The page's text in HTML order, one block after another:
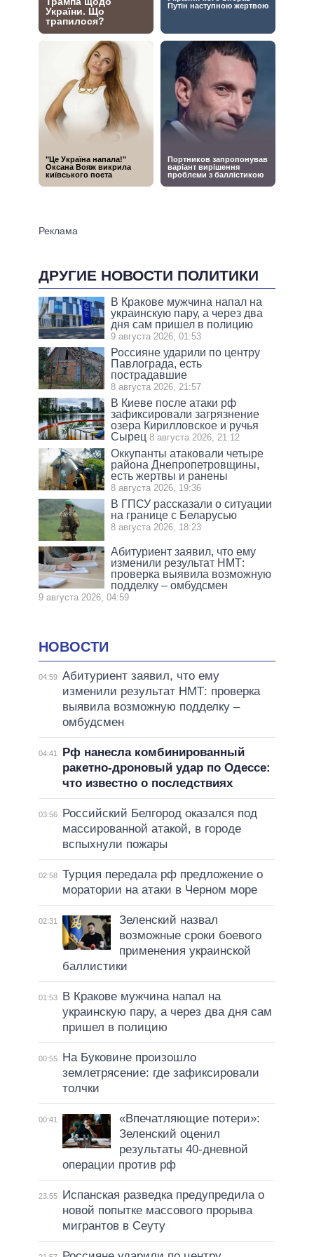
ДРУГИЕ НОВОСТИ ПОЛИТИКИ
В Кракове мужчина напал на
украинскую пару, а через два
дня сам пришел в полицию
9 августа 2026, 01:53
Россияне ударили по центру
Павлограда, есть
пострадавшие
8 августа 2026, 21:57
В Киеве после атаки рф
зафиксировали загрязнение
озера Кирилловское и ручья
Сырец 8 августа 2026, 21:12
Оккупанты атаковали четыре
района Днепропетровщины,
есть жертвы и ранены
8 августа 2026, 19:36
В ГПСУ рассказали о ситуации
на границе с Беларусью
8 августа 2026, 18:23
Абитуриент заявил, что ему
изменили результат НМТ:
проверка выявила возможную
подделку – омбудсмен
9 августа 2026, 04:59
НОВОСТИ
04:59 Абитуриент заявил, что ему
изменили результат НМТ: проверка
выявила возможную подделку –
омбудсмен
04:41
Рф нанесла комбинированный
ракетно-дроновый удар по Одессе:
что известно о последствиях
03:56
Российский Белгород оказался под
массированной атакой, в городе
вспыхнули пожары
02:58 Турция передала рф предложение о
моратории на атаки в Черном море
02:31
Зеленский назвал
возможные сроки боевого
применения украинской
баллистики
01:53
В Кракове мужчина напал на
украинскую пару, а через два дня сам
пришел в полицию
00:55
На Буковине произошло
землетрясение: где зафиксировали
толчки
00:41
«Впечатляющие потери»:
Зеленский оценил
результаты 40-дневной
операции против рф
23:55
Испанская разведка предупредила о
новой попытке массового прорыва
мигрантов в Сеуту